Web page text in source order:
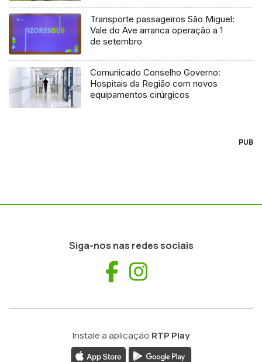
Transporte passageiros São Miguel:
Vale do Ave arranca operação a 1
de setembro
Comunicado Conselho Governo:
Hospitais da Região com novos
equipamentos cirúrgicos
PUB
Siga-nos nas redes sociais
Facebook
Instale a aplicação RTP Play